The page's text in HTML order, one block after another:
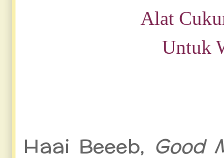
Haai Beeeb, Good